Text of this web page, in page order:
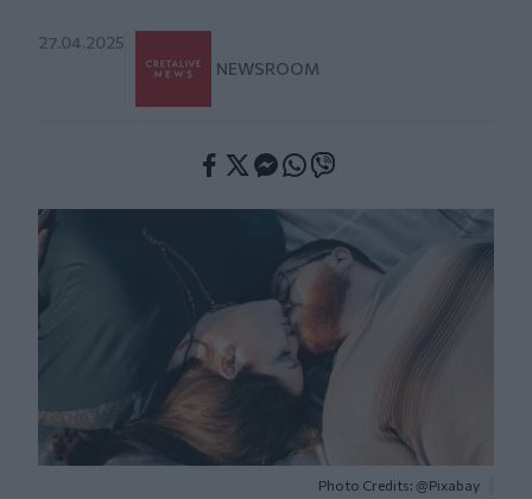
27.04.2025
NEWSROOM
Photo Credits: @Pixabay